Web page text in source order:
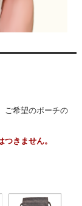
ご希望のポーチの
きません。